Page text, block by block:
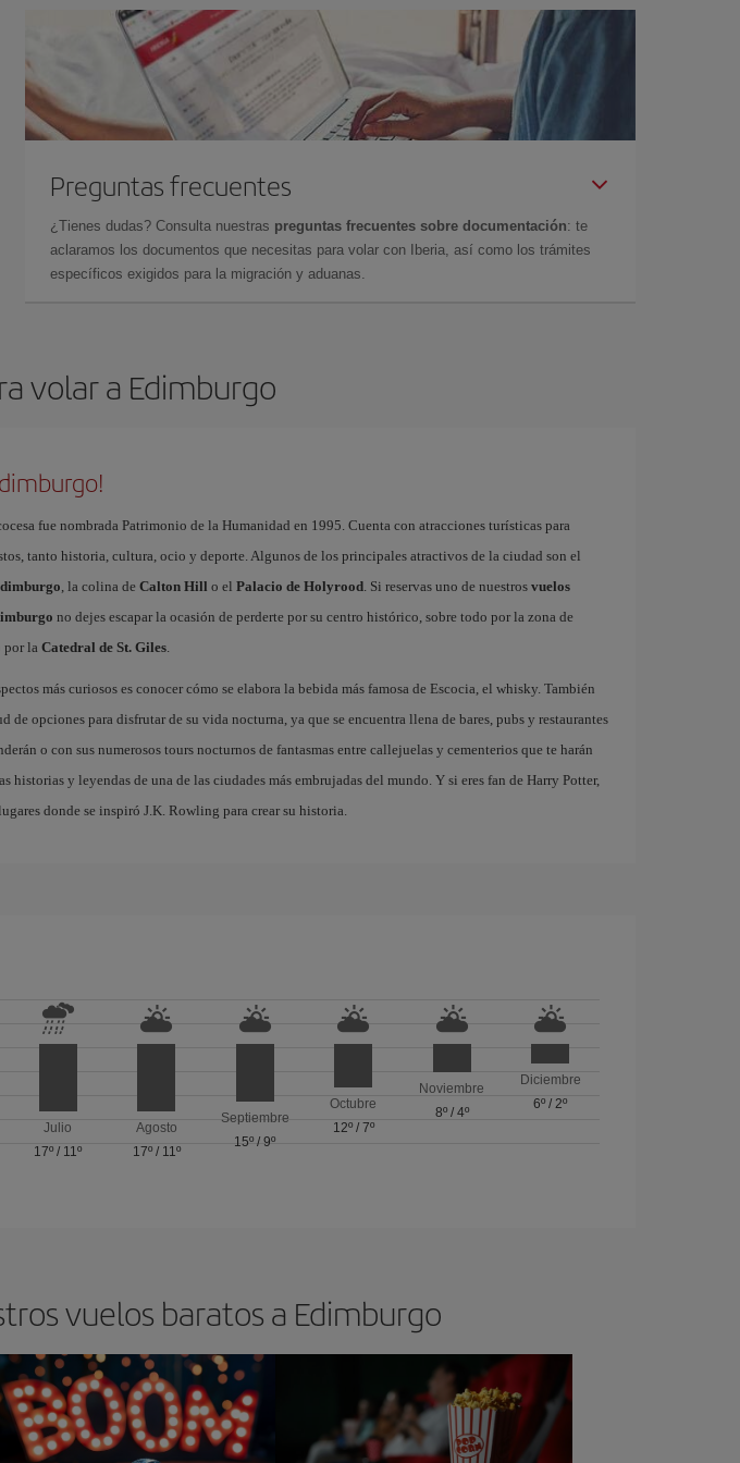
Preguntas frecuentes
¿Tienes dudas? Consulta nuestras preguntas frecuentes sobre documentación: te
aclaramos los documentos que necesitas para volar con Iberia, así como los trámites
específicos exigidos para la migración y aduanas.
volar a Edimburgo
fue nombrada Patrimonio de la Humanidad en 1995. Cuenta con atracciones turísticas para
tanto historia, cultura, ocio y deporte. Algunos de los principales atractivos de la ciudad son el
, la colina de Calton Hill o el Palacio de Holyrood. Si reservas uno de nuestros vuelos
no dejes escapar la ocasión de perderte por su centro histórico, sobre todo por la zona de
la Catedral de St. Giles.
más curiosos es conocer cómo se elabora la bebida más famosa de Escocia, el whisky. También
de opciones para disfrutar de su vida nocturna, ya que se encuentra llena de bares, pubs y restaurantes
o con sus numerosos tours nocturnos de fantasmas entre callejuelas y cementerios que te harán
historias y leyendas de una de las ciudades más embrujadas del mundo. Y si eres fan de Harry Potter,
donde se inspiró J.K. Rowling para crear su historia.
Julio
17º / 11º
Agosto
17º/ 11º
Septiembre
15º /9º
Octubre
12º/ 7º
Noviembre
8º/ 4º
Diciembre
6º / 2º
vuelos baratos a Edimburgo